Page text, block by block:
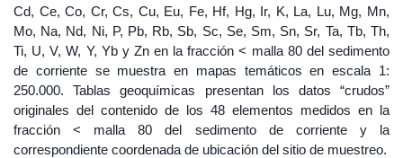
Cd, Ce, Co, Cr, Cs, Cu, Eu, Fe, Hf, Hg, Ir, K, La, Lu, Mg, Mn,
Mo, Na, Nd, Ni, P, Pb, Rb, Sb, Sc, Se, Sm, Sn, Sr, Ta, Tb, Th,
Ti, U, V, W, Y, Yb y Zn en la fracción < malla 80 del sedimento
de corriente se muestra en mapas temáticos en escala 1:
250.000. Tablas geoquímicas presentan los datos “crudos”
originales del contenido de los 48 elementos medidos en la
fracción < malla 80 del sedimento de corriente y la
correspondiente coordenada de ubicación del sitio de muestreo.